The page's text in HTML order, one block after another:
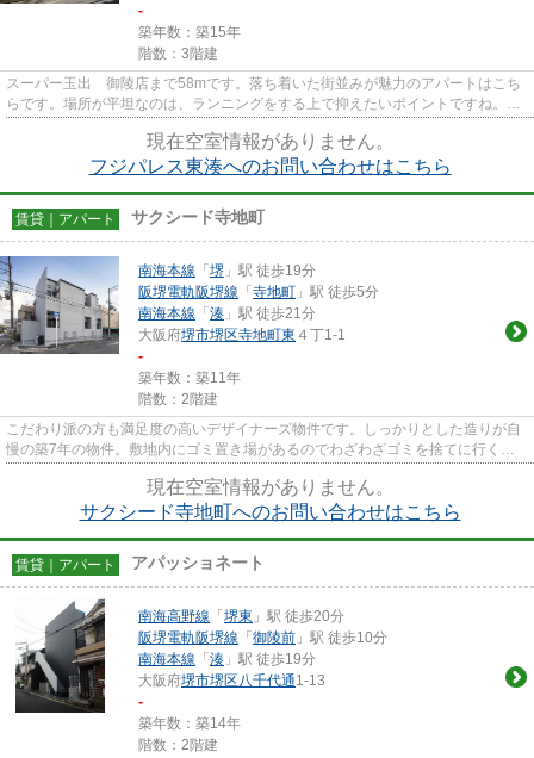
-
築年数：築15年
階数：3階建
スーパー玉出 御陵店まで58mです。落ち着いた街並みが魅力のアパートはこち
らです。場所が平坦なのは、ランニングをする上で抑えたいポイントですね。
現在空室情報がありません。
フジパレス東湊へのお問い合わせはこちら
賃貸｜アパート サクシード寺地町
南海本線 「 堺 」駅 徒歩19分
阪堺電軌阪堺線 「 寺地町 」駅 徒歩5分
南海本線 「 湊 」駅 徒歩21分
大阪府堺市堺区寺地町東 ４丁1-1
-
築年数：築11年
階数：2階建
こだわり派の方も満足度の高いデザイナーズ物件です。しっかりとした造りが自
慢の築7年の物件。敷地内にゴミ置き場があるのでわざわざゴミを捨てに行く手
現在空室情報がありません。
サクシード寺地町へのお問い合わせはこちら
賃貸｜アパート アパッショネート
南海高野線 「 堺東 」駅 徒歩20分
阪堺電軌阪堺線 「 御陵前 」駅 徒歩10分
南海本線 「 湊 」駅 徒歩19分
大阪府堺市堺区八千代通1-13
-
築年数：築14年
階数：2階建